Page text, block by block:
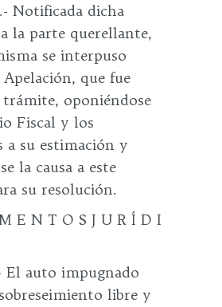
Notificada dicha
la parte querellante,
se interpuso
Apelación, que fue
oponiéndose
Fiscal y los
a su estimación y
la causa a este
su resolución.
E N T O S J U R Í D I
El auto impugnado
libre y